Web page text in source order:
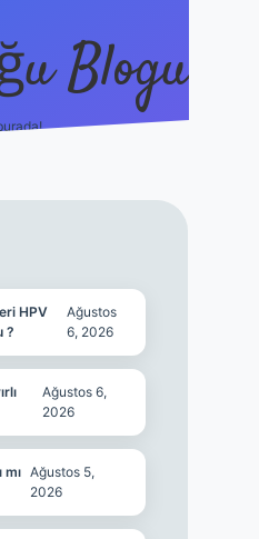
Blogu
HPV
?
Ağustos
6, 2026
Ağustos 6,
2026
Ağustos 5,
2026
https://